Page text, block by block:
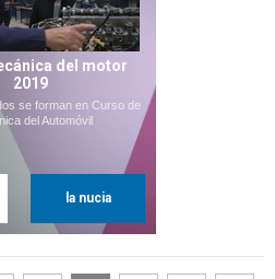
del motor
2019
se forman en Curso de
del Automóvil
la nucia